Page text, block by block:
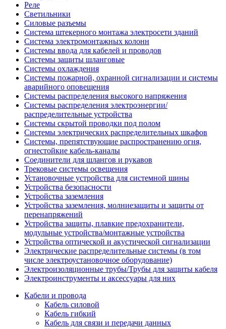
Реле
Светильники
Силовые разъемы
Система штекерного монтажа электросети зданий
Система электромонтажных колонн
Системы ввода для кабелей и проводов
Системы защиты шланговые
Системы охлаждения
Системы пожарной, охранной сигнализации и системы
аварийного оповещения
Системы распределения высокого напряжения
Системы распределения электроэнергии/
распределительные устройства
Системы скрытой проводки под полом
Системы электрических распределительных шкафов
Системы, препятствующие распространению огня,
огнестойкие кабель-каналы
Соединители для шлангов и рукавов
Трековые системы освещения
Установочные устройства для системной шины
Устройства безопасности
Устройства заземления
Устройства заземления, молниезащиты и защиты от
перенапряжений
Устройства защиты, плавкие предохранители,
модульные устройства/монтажные устройства
Устройства оптической и акустической сигнализации
Электрические распределительные системы (в том
числе электроустановочное оборудование)
Электроизоляционные трубы/Трубы для защиты кабеля
Электроинструменты и аксессуары для них
Кабели и провода
Кабель силовой
Кабель гибкий
Кабель для связи и передачи данных